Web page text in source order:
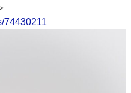
74430211